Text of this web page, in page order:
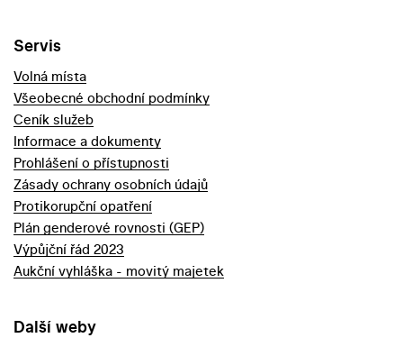
Servis
Volná místa
Všeobecné obchodní podmínky
Ceník služeb
Informace a dokumenty
Prohlášení o přístupnosti
Zásady ochrany osobních údajů
Protikorupční opatření
Plán genderové rovnosti (GEP)
Výpůjční řád 2023
Aukční vyhláška - movitý majetek
Další weby